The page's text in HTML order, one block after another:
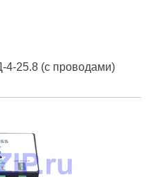
4-25.8 (с проводами)